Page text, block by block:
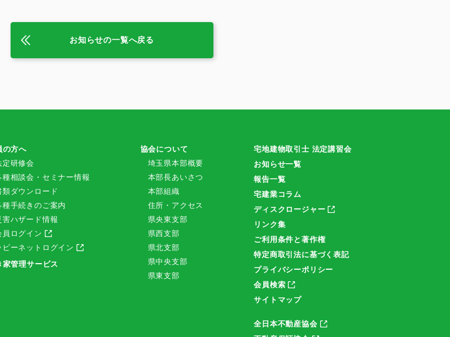
お知らせの一覧へ戻る
の方へ
定研修会
種相談会・セミナー情報
類ダウンロード
種手続きのご案内
害ハザード情報
員ログイン
ビーネットログイン
家管理サービス
協会について
埼玉県本部概要
本部長あいさつ
本部組織
住所・アクセス
県央東支部
県西支部
県北支部
県中央支部
県東支部
宅地建物取引士 法定講習会
お知らせ一覧
報告一覧
宅建業コラム
ディスクロージャー
リンク集
ご利用条件と著作権
特定商取引法に基づく表記
プライバシーポリシー
会員検索
サイトマップ
全日本不動産協会